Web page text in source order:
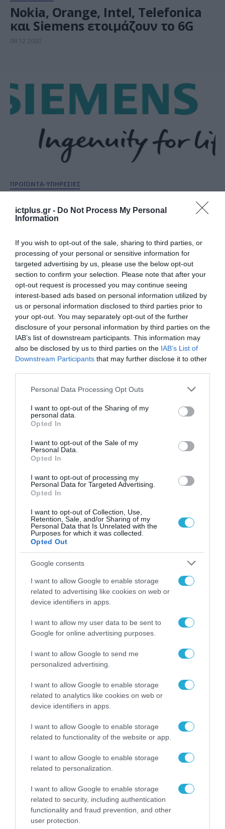
ictplus.gr - Do Not Process My Personal
Information
If you wish to opt-out of the sale, sharing to third parties, or
processing of your personal or sensitive information for
targeted advertising by us, please use the below opt-out
section to confirm your selection. Please note that after your
opt-out request is processed you may continue seeing
interest-based ads based on personal information utilized by
us or personal information disclosed to third parties prior to
your opt-out. You may separately opt-out of the further
disclosure of your personal information by third parties on the
IAB’s list of downstream participants. This information may
also be disclosed by us to third parties on the IAB’s List of
Downstream Participants that may further disclose it to other
Please note that this website/app uses one or more Google
not limited to your visit or usage behaviour. You may click to
grant or deny consent to Google and its third-party tags to
use your data for below specified purposes in below Google
consent section.
Personal Data Processing Opt Outs
I want to opt-out of the Sharing of my
personal data.
Opted In
I want to opt-out of the Sale of my
Personal Data.
Opted In
I want to opt-out of processing my
Personal Data for Targeted Advertising.
Opted In
I want to opt-out of Collection, Use,
Retention, Sale, and/or Sharing of my
Personal Data that Is Unrelated with the
Purposes for which it was collected.
Opted Out
Google consents
I want to allow Google to enable storage
related to advertising like cookies on web or
device identifiers in apps.
I want to allow my user data to be sent to
Google for online advertising purposes.
I want to allow Google to send me
personalized advertising.
I want to allow Google to enable storage
related to analytics like cookies on web or
device identifiers in apps.
I want to allow Google to enable storage
related to functionality of the website or app.
I want to allow Google to enable storage
related to personalization.
I want to allow Google to enable storage
related to security, including authentication
functionality and fraud prevention, and other
user protection.
Nokia, Orange, Intel, Telefonica
και Siemens ετοιμάζουν το 6G
08.12.2020
ΠΡΟΪΟΝΤΑ-ΥΠΗΡΕΣΙΕΣ
Siemens: Διεθνής μελέτη για το
grid edge παρουσιάζει τις
χωρών για την ενεργειακή
μετάβαση
08.12.2020
ΠΛΗΡΟΦΟΡΙΚΗ
Μεγάλο επίτευγμα το «κβαντικό
πλεονέκτημα» στους
υπολογιστές, που πέτυχαν
Κινέζοι ερευνητές
07.12.2020
ΤΗΛΕΠΙΚΟΙΝΩΝΙΕΣ
Εργα ψηφιακών υπηρεσιών
ύψους 6 δισ. ευρώ
περιλαμβάνονται στην πρόταση
της Κυβέρνησης για το Ταμείο
Ανάκαμψης.
ΕΡΕΥΝΑ & ΚΑΙΝΟΤΟΜΙΑ
Η Κωτσόβολος Premium Sponsor
στο SingularityU Greece Summit